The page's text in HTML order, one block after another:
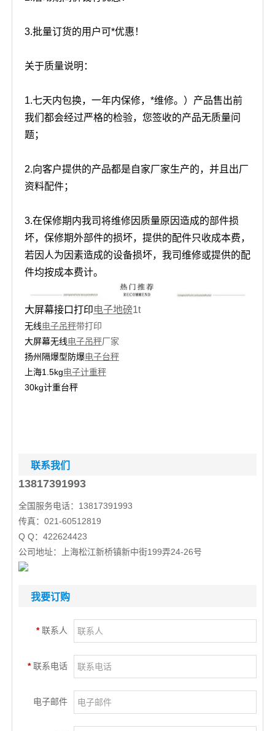
3.批量订货的用户可*优惠！
关于质量说明：
1.七天内包换，一年内保修，*维修。）产品售出前
我们都会经过严格的检验，您签收的产品无质量问
题；
2.向客户提供的产品都是自家厂家生产的，并且出厂
资料配件；
3.在保修期内我司将维修因质量原因造成的部件损
坏，保修期外部件的损坏，提供的配件只收成本费，
若因人为因素造成的设备损坏，我司维修或提供的配
件均按成本费计。
大屏幕接口打印电子地磅1t
无线电子吊秤带打印
大屏幕无线电子吊秤厂家
扬州隔爆型防爆电子台秤
上海1.5kg电子计重秤
30kg计重台秤
联系我们
13817391993
全国服务电话：13817391993
传真：021-60512819
Q Q：422624423
公司地址：上海松江新桥镇新中街199弄24-26号
我要订购
*联系人
*联系电话
电子邮件